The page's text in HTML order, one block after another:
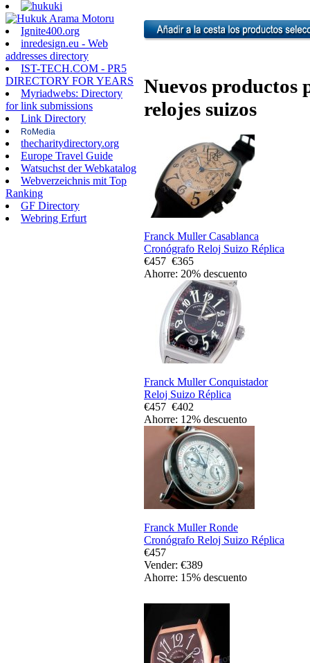
Ignite400.org
inredesign.eu - Web
addresses directory
IST-TECH.COM - PR5
DIRECTORY FOR YEARS
Myriadwebs: Directory
for link submissions
Link Directory
RoMedia
thecharitydirectory.org
Europe Travel Guide
Watsuchst der Webkatalog
Webverzeichnis mit Top
Ranking
GF Directory
Webring Erfurt
Nuevos productos
relojes suizos
Franck Muller Casablanca
Cronógrafo Reloj Suizo Réplica
€457 €365
Ahorre: 20% descuento
Franck Muller Conquistador
Reloj Suizo Réplica
€457 €402
Ahorre: 12% descuento
Franck Muller Ronde
Cronógrafo Reloj Suizo Réplica
€457
Vender: €389
Ahorre: 15% descuento